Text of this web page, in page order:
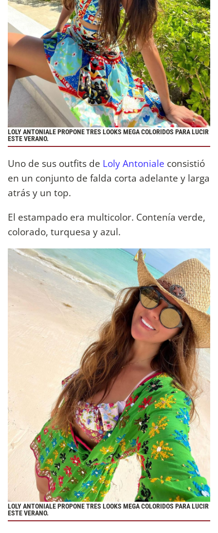
LOLY ANTONIALE PROPONE TRES LOOKS MEGA COLORIDOS PARA LUCIR
ESTE VERANO.
Uno de sus outfits de Loly Antoniale consistió
en un conjunto de falda corta adelante y larga
atrás y un top.
El estampado era multicolor. Contenía verde,
colorado, turquesa y azul.
LOLY ANTONIALE PROPONE TRES LOOKS MEGA COLORIDOS PARA LUCIR
ESTE VERANO.